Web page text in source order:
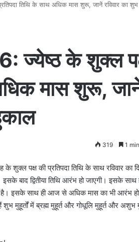
तिथि के साथ अधिक मास शुरू, जानें रविवार का शुभ
ज्येष्ठ के शुक्ल
मास शुरू,
319 1
के शुक्ल पक्ष की प्रतिपदा तिथि के साथ रविवार का
बाद द्वितीया तिथि आरंभ हो जाएगी। इसके
है। इसके साथ ही आज से अधिक मास का भी आरंभ
मुहूर्तों में ब्रह्म मुहूर्त और गोधूलि मुहूर्त और अशुभ